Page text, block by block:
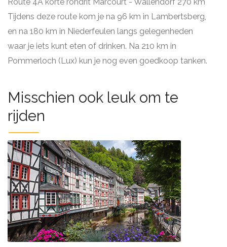
Tijdens deze route kom je na 96 km in Lambertsberg,
en na 180 km in Niederfeulen langs gelegenheden
waar je iets kunt eten of drinken. Na 210 km in
Pommerloch (Lux) kun je nog even goedkoop tanken.
Misschien ook leuk om te
rijden